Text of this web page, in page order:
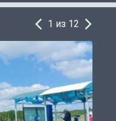
1 из 12